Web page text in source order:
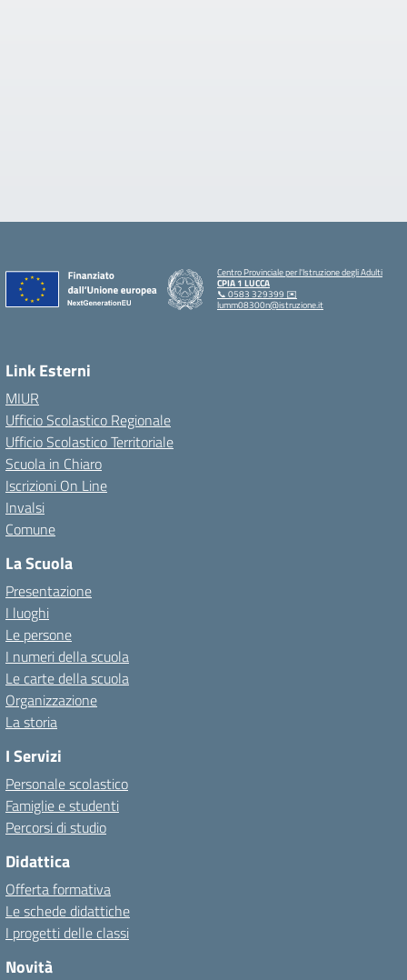
Centro Provinciale per l'Istruzione degli Adulti
CPIA 1 LUCCA
📞 0583 329399 ✉️
lumm08300n@istruzione.it
Link Esterni
MIUR
Ufficio Scolastico Regionale
Ufficio Scolastico Territoriale
Scuola in Chiaro
Iscrizioni On Line
Invalsi
Comune
La Scuola
Presentazione
I luoghi
Le persone
I numeri della scuola
Le carte della scuola
Organizzazione
La storia
I Servizi
Personale scolastico
Famiglie e studenti
Percorsi di studio
Didattica
Offerta formativa
Le schede didattiche
I progetti delle classi
Novità